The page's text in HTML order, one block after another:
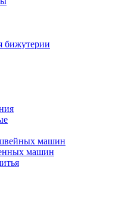
бижутерии
машин
машин